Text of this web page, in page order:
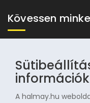
Kövessen
információk
A halmay.hu